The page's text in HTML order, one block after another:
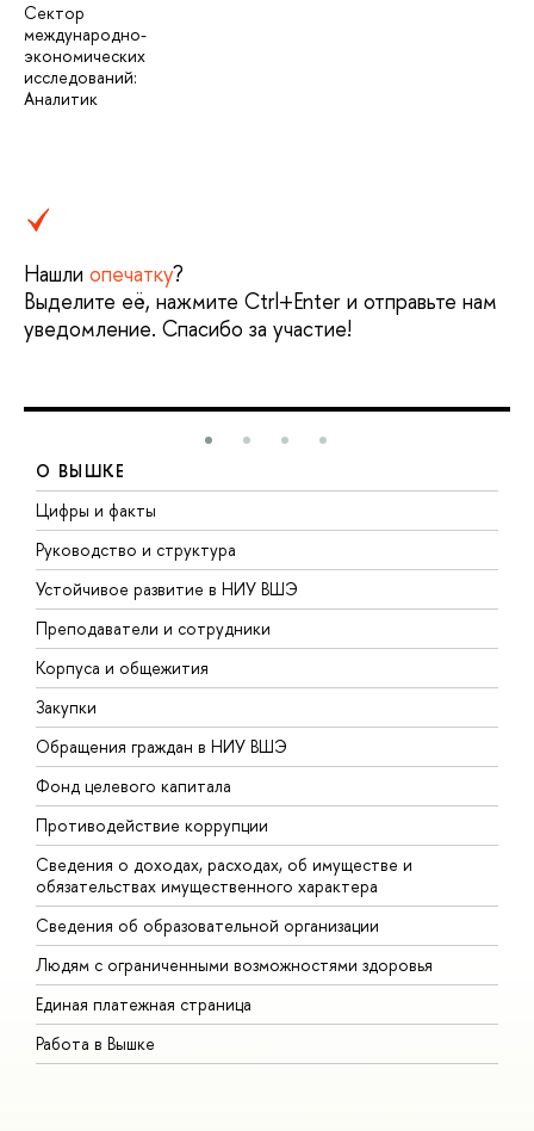
Сектор
международно-
экономических
исследований:
Аналитик
Нашли опечатку?
Выделите её, нажмите Ctrl+Enter и отправьте нам
уведомление. Спасибо за участие!
О ВЫШКЕ
Цифры и факты
Руководство и структура
Устойчивое развитие в НИУ ВШЭ
Преподаватели и сотрудники
Корпуса и общежития
Закупки
Обращения граждан в НИУ ВШЭ
Фонд целевого капитала
Противодействие коррупции
Сведения о доходах, расходах, об имуществе и
обязательствах имущественного характера
Сведения об образовательной организации
Людям с ограниченными возможностями здоровья
Единая платежная страница
Работа в Вышке